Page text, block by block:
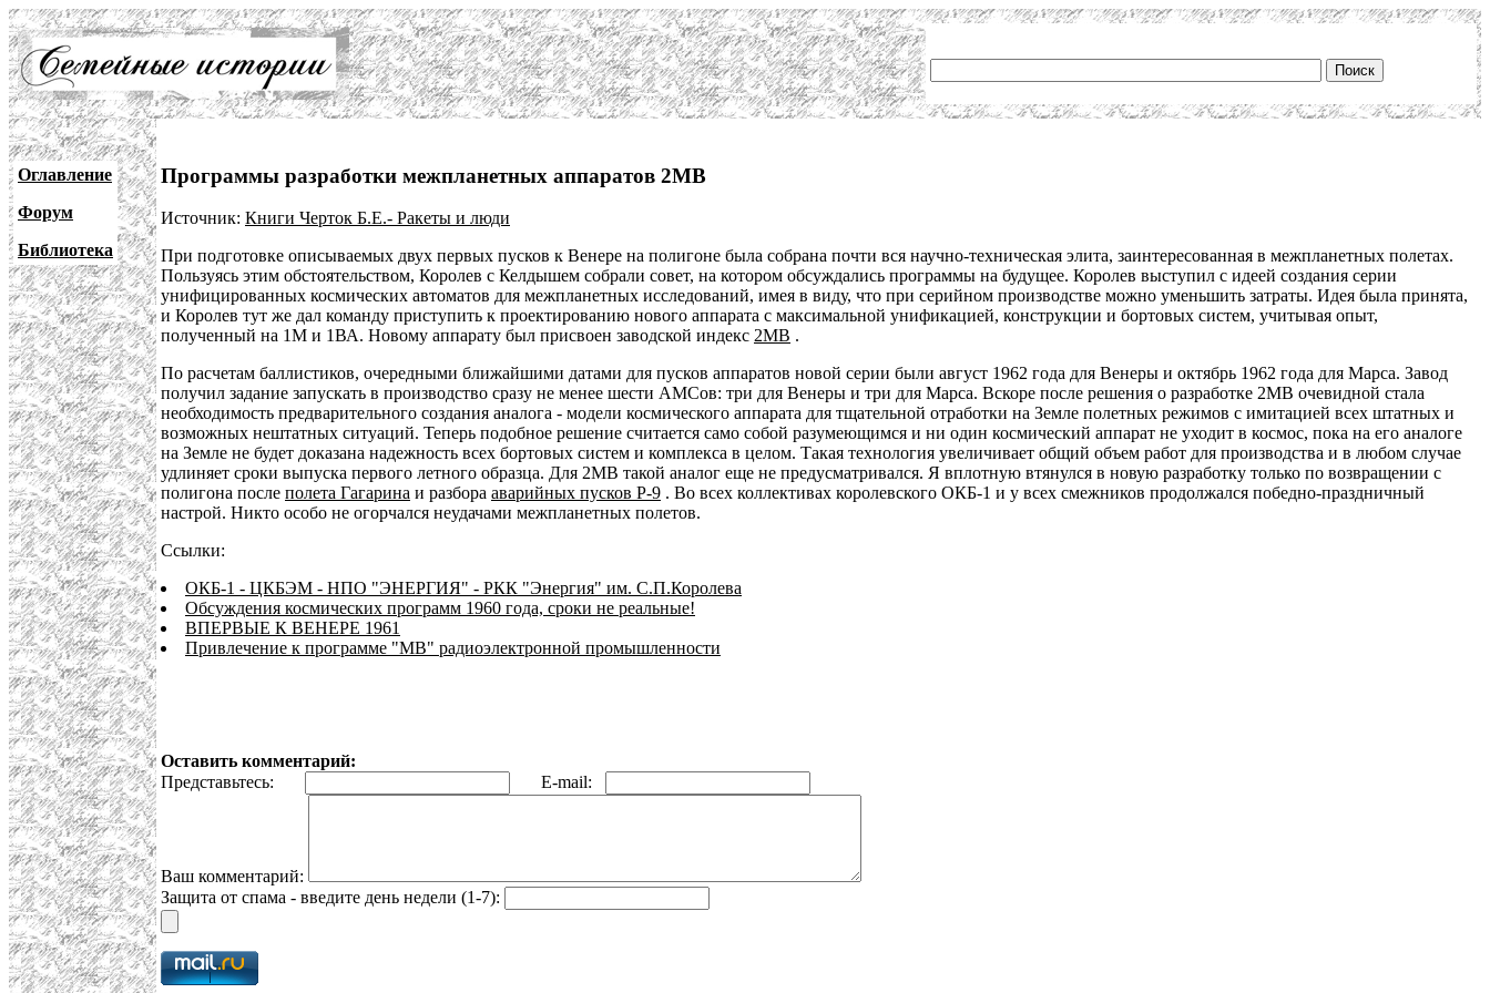
Оглавление
Форум
Библиотека
Программы разработки межпланетных аппаратов 2МВ
Источник: Книги Черток Б.Е.- Ракеты и люди
При подготовке описываемых двух первых пусков к Венере на полигоне была собрана почти вся научно-техническая элита, заинтересованная в межпланетных полетах.
Пользуясь этим обстоятельством, Королев с Келдышем собрали совет, на котором обсуждались программы на будущее. Королев выступил с идеей создания серии
унифицированных космических автоматов для межпланетных исследований, имея в виду, что при серийном производстве можно уменьшить затраты. Идея была принята,
и Королев тут же дал команду приступить к проектированию нового аппарата с максимальной унификацией, конструкции и бортовых систем, учитывая опыт,
полученный на 1М и 1ВА. Новому аппарату был присвоен заводской индекс 2MB .
По расчетам баллистиков, очередными ближайшими датами для пусков аппаратов новой серии были август 1962 года для Венеры и октябрь 1962 года для Марса. Завод
получил задание запускать в производство сразу не менее шести АМСов: три для Венеры и три для Марса. Вскоре после решения о разработке 2MB очевидной стала
необходимость предварительного создания аналога - модели космического аппарата для тщательной отработки на Земле полетных режимов с имитацией всех штатных и
возможных нештатных ситуаций. Теперь подобное решение считается само собой разумеющимся и ни один космический аппарат не уходит в космос, пока на его аналоге
на Земле не будет доказана надежность всех бортовых систем и комплекса в целом. Такая технология увеличивает общий объем работ для производства и в любом случае
удлиняет сроки выпуска первого летного образца. Для 2MB такой аналог еще не предусматривался. Я вплотную втянулся в новую разработку только по возвращении с
полигона после полета Гагарина и разбора аварийных пусков Р-9 . Во всех коллективах королевского ОКБ-1 и у всех смежников продолжался победно-праздничный
настрой. Никто особо не огорчался неудачами межпланетных полетов.
Ссылки:
ОКБ-1 - ЦКБЭМ - НПО "ЭНЕРГИЯ" - РКК "Энергия" им. С.П.Королева
Обсуждения космических программ 1960 года, сроки не реальные!
ВПЕРВЫЕ К ВЕНЕРЕ 1961
Привлечение к программе "МВ" радиоэлектронной промышленности
Оставить комментарий:
Представьтесь:
E-mail:
Ваш комментарий:
Защита от спама - введите день недели (1-7):